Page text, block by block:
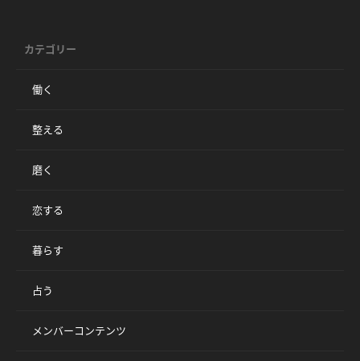
カテゴリー
働く
整える
磨く
恋する
暮らす
占う
メンバーコンテンツ